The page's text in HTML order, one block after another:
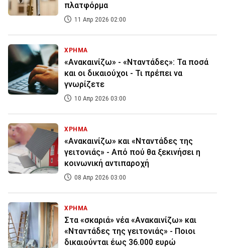
πλατφόρμα
11 Απρ 2026 02:00
ΧΡΗΜΑ
«Ανακαινίζω» - «Νταντάδες»: Τα ποσά
και οι δικαιούχοι - Τι πρέπει να
γνωρίζετε
10 Απρ 2026 03:00
ΧΡΗΜΑ
«Ανακαινίζω» και «Νταντάδες της
γειτονιάς» - Από πού θα ξεκινήσει η
κοινωνική αντιπαροχή
08 Απρ 2026 03:00
ΧΡΗΜΑ
Στα «σκαριά» νέα «Ανακαινίζω» και
«Νταντάδες της γειτονιάς» - Ποιοι
δικαιούνται έως 36.000 ευρώ